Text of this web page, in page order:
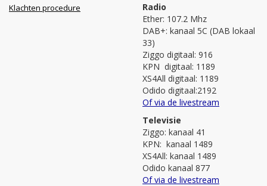
Klachten procedure
Radio
Ether: 107.2 Mhz
DAB+: kanaal 5C (DAB lokaal
33)
Ziggo digitaal: 916
KPN digitaal: 1189
XS4All digitaal: 1189
Odido digitaal:2192
Of via de livestream
Televisie
Ziggo: kanaal 41
KPN: kanaal 1489
XS4All: kanaal 1489
Odido kanaal 877
Of via de livestream